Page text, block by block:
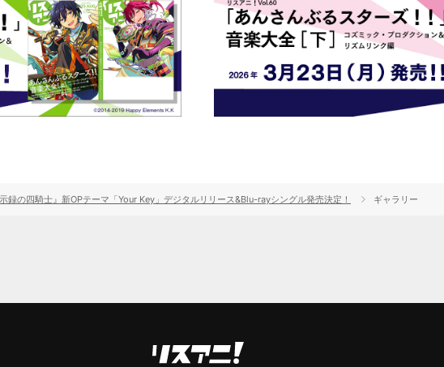
録の四騎士』新OPテーマ「Your Key」デジタルリリース&Blu-rayシングル発売決定！ ギャラリー